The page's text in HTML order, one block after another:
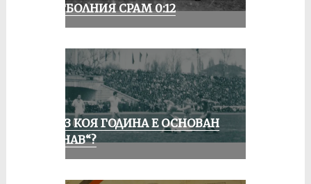
ФУТБОЛНИЯ СРАМ 0:12
ПРЕЗ КОЯ ГОДИНА Е ОСНОВАН
„ДУНАВ“?